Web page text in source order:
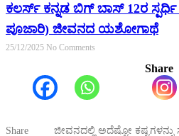
ಕಲರ್ಸ್ ಕನ್ನಡ ಬಿಗ್ ಬಾಸ್ 12ರ
ಪೂಜಾರಿ) ಜೀವನದ ಯಶೋಗಾಥೆ
25/12/2025 No Comments
Share
Share ಜೀವನದಲ್ಲಿ ಅದೆಷ್ಟೋ ಕಷ್ಟಗಳನ್ನು